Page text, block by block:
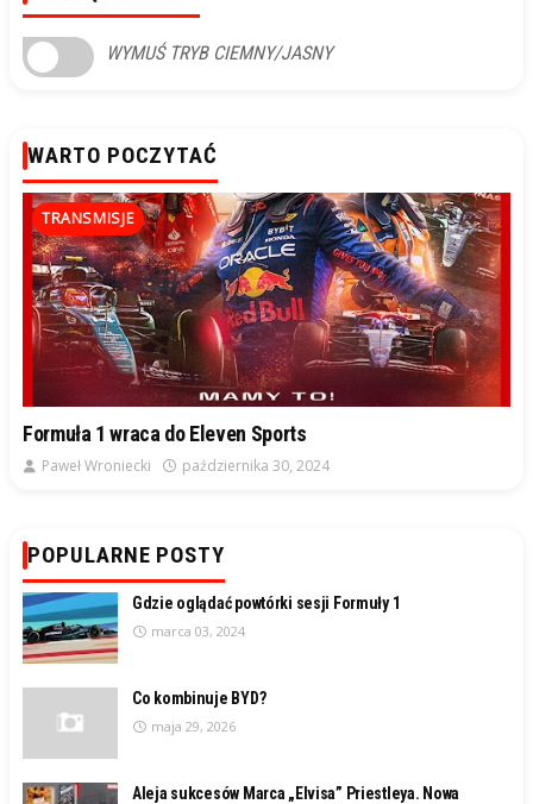
WYMUŚ TRYB CIEMNY/JASNY
WARTO POCZYTAĆ
TRANSMISJE
Formuła 1 wraca do Eleven Sports
Paweł Wroniecki października 30, 2024
POPULARNE POSTY
Gdzie oglądać powtórki sesji Formuły 1
marca 03, 2024
Co kombinuje BYD?
maja 29, 2026
Aleja sukcesów Marca „Elvisa” Priestleya. Nowa